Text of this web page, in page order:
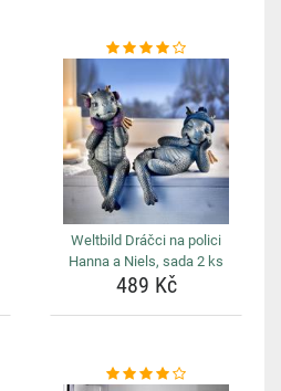
Weltbild Dráčci na polici
Hanna a Niels, sada 2 ks
489 Kč